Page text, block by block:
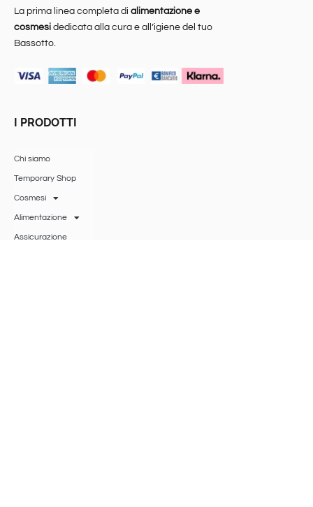
La prima linea completa di alimentazione e
cosmesi dedicata alla cura e all’igiene del tuo
Bassotto.
I PRODOTTI
Chi siamo
Temporary Shop
Cosmesi
Alimentazione
Assicurazione